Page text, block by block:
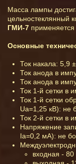
Масса лампы
цельностеклянный
ГМИ-7 применяется
Основные
Ток накала: 5,9
Ток анода в
Ток анода в
Ток 1-й сетки в
Ток 1-й сетки
Uа=1,25 кВ): не
Ток 2-й сетки в
Напряжение
Iа=0,2 мА): не
входная - 80